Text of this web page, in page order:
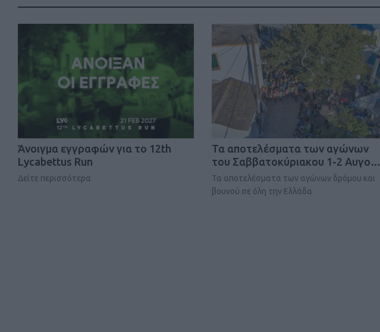
Άνοιγμα εγγραφών για το 12th
Lycabettus Run
Δείτε περισσότερα
Τα αποτελέσματα των αγώνων
του Σαββατοκύριακου 1-2 Αυγο…
Τα αποτελέσματα των αγώνων δρόμου και
βουνού σε όλη την Ελλάδα